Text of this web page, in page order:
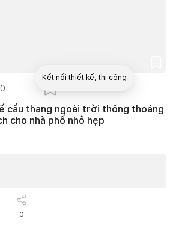
0
cầu thang ngoài trời thông thoáng
cho nhà phố nhỏ hẹp
0
Kết nối thiết kế, thi công
Mua sắm hoàn thiện nhà